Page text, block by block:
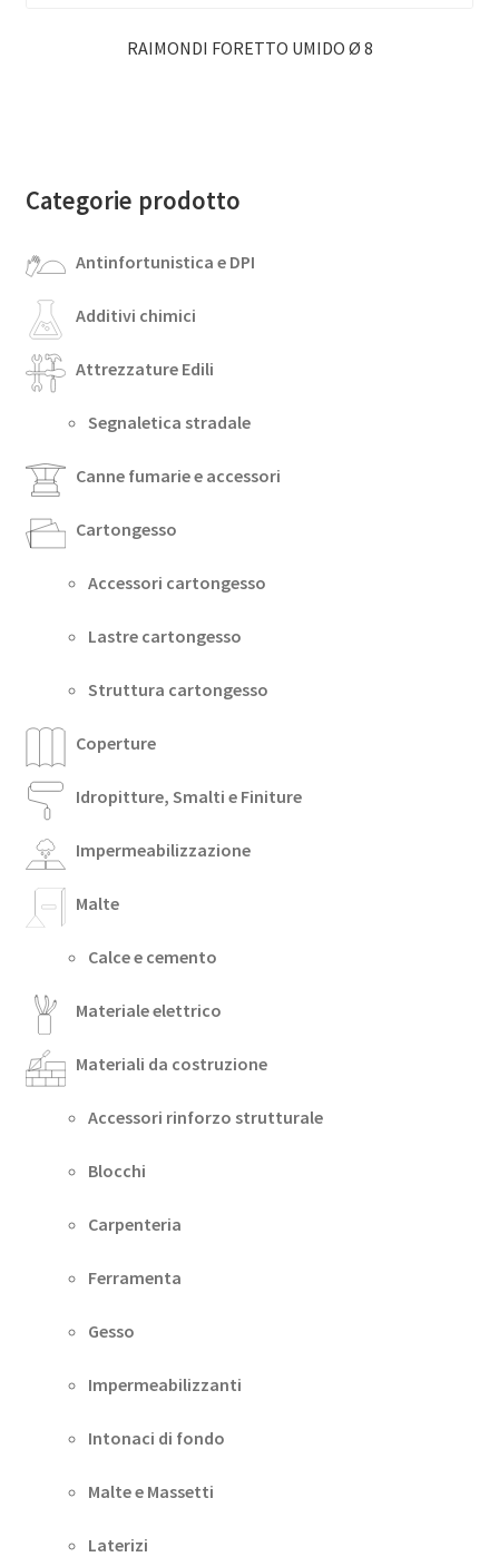
RAIMONDI FORETTO UMIDO Ø 8
Categorie prodotto
Antinfortunistica e DPI
Additivi chimici
Attrezzature Edili
Segnaletica stradale
Canne fumarie e accessori
Cartongesso
Accessori cartongesso
Lastre cartongesso
Struttura cartongesso
Coperture
Idropitture, Smalti e Finiture
Impermeabilizzazione
Malte
Calce e cemento
Materiale elettrico
Materiali da costruzione
Accessori rinforzo strutturale
Blocchi
Carpenteria
Ferramenta
Gesso
Impermeabilizzanti
Intonaci di fondo
Malte e Massetti
Laterizi